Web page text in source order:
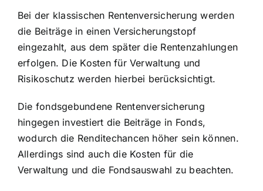
Bei der klassischen Rentenversicherung werden
die Beiträge in einen Versicherungstopf
eingezahlt, aus dem später die Rentenzahlungen
erfolgen. Die Kosten für Verwaltung und
Risikoschutz werden hierbei berücksichtigt.
Die fondsgebundene Rentenversicherung
hingegen investiert die Beiträge in Fonds,
wodurch die Renditechancen höher sein können.
Allerdings sind auch die Kosten für die
Verwaltung und die Fondsauswahl zu beachten.